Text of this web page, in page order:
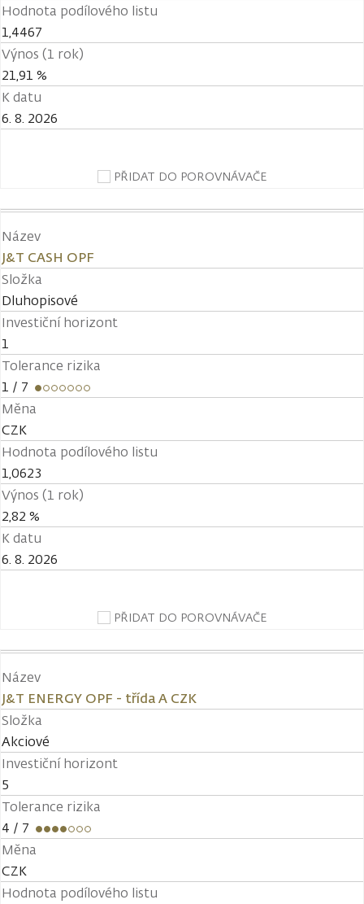
Hodnota podílového listu
1,4467
Výnos (1 rok)
21,91 %
K datu
6. 8. 2026
PŘIDAT DO POROVNÁVAČE
Název
J&T CASH OPF
Složka
Dluhopisové
Investiční horizont
1
Tolerance rizika
1 / 7
Měna
CZK
Hodnota podílového listu
1,0623
Výnos (1 rok)
2,82 %
K datu
6. 8. 2026
PŘIDAT DO POROVNÁVAČE
Název
J&T ENERGY OPF - třída A CZK
Složka
Akciové
Investiční horizont
5
Tolerance rizika
4 / 7
Měna
CZK
Hodnota podílového listu